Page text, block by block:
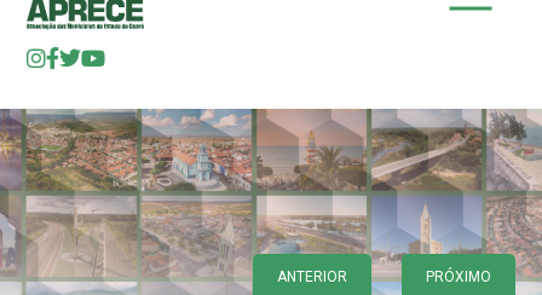
ANTERIOR PRÓXIMO